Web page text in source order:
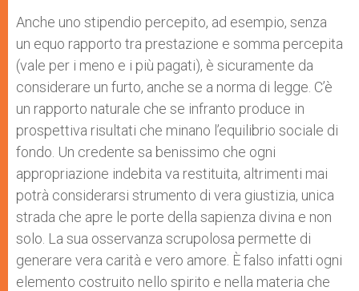
Anche uno stipendio percepito, ad esempio, senza
un equo rapporto tra prestazione e somma percepita
(vale per i meno e i più pagati), è sicuramente da
considerare un furto, anche se a norma di legge. C’è
un rapporto naturale che se infranto produce in
prospettiva risultati che minano l’equilibrio sociale di
fondo. Un credente sa benissimo che ogni
appropriazione indebita va restituita, altrimenti mai
potrà considerarsi strumento di vera giustizia, unica
strada che apre le porte della sapienza divina e non
solo. La sua osservanza scrupolosa permette di
generare vera carità e vero amore. È falso infatti ogni
elemento costruito nello spirito e nella materia che